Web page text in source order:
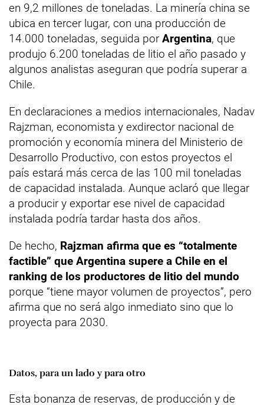
en 9,2 millones de toneladas. La minería china se
ubica en tercer lugar, con una producción de
14.000 toneladas, seguida por Argentina, que
produjo 6.200 toneladas de litio el año pasado y
algunos analistas aseguran que podría superar a
Chile.
En declaraciones a medios internacionales, Nadav
Rajzman, economista y exdirector nacional de
promoción y economía minera del Ministerio de
Desarrollo Productivo, con estos proyectos el
país estará más cerca de las 100 mil toneladas
de capacidad instalada. Aunque aclaró que llegar
a producir y exportar ese nivel de capacidad
instalada podría tardar hasta dos años.
De hecho, Rajzman afirma que es “totalmente
factible” que Argentina supere a Chile en el
ranking de los productores de litio del mundo
porque “tiene mayor volumen de proyectos”, pero
afirma que no será algo inmediato sino que lo
proyecta para 2030.
Datos, para un lado y para otro
Esta bonanza de reservas, de producción y de